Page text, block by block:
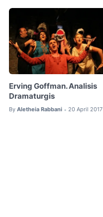
Erving Goffman. Analisis
Dramaturgis
By Aletheia Rabbani • 20 April 2017